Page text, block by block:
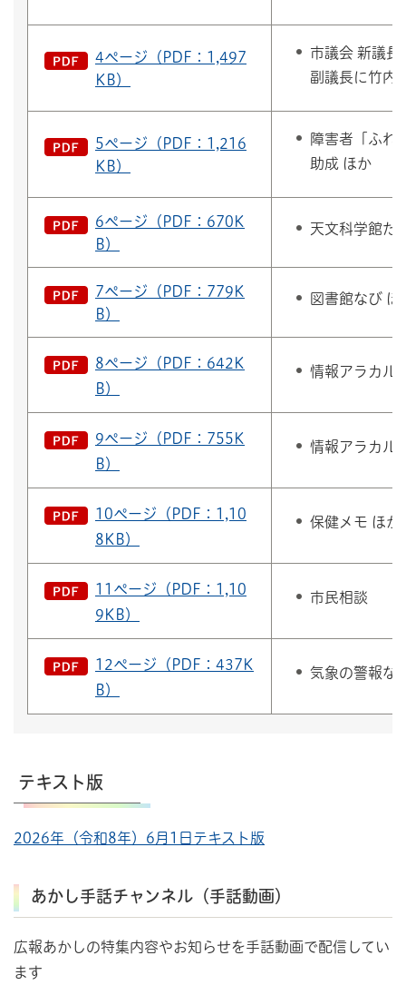
4ページ（PDF：1,497
KB）
市議会 新議長
副議長に竹内
5ページ（PDF：1,216
KB）
障害者「ふれ
助成 ほか
6ページ（PDF：670K
B）
天文科学館だ
7ページ（PDF：779K
B）
図書館なび ほ
8ページ（PDF：642K
B）
情報アラカル
9ページ（PDF：755K
B）
情報アラカル
10ページ（PDF：1,10
8KB）
保健メモ ほか
11ページ（PDF：1,10
9KB）
市民相談
12ページ（PDF：437K
B）
気象の警報な
テキスト版
2026年（令和8年）6月1日テキスト版
あかし手話チャンネル（手話動画）
広報あかしの特集内容やお知らせを手話動画で配信してい
ます